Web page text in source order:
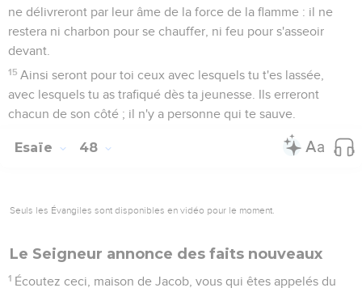
ne délivreront par leur âme de la force de la flamme : il ne
restera ni charbon pour se chauffer, ni feu pour s'asseoir
devant.
15 Ainsi seront pour toi ceux avec lesquels tu t'es lassée,
avec lesquels tu as trafiqué dès ta jeunesse. Ils erreront
chacun de son côté ; il n'y a personne qui te sauve.
Esaïe 48
Seuls les Évangiles sont disponibles en vidéo pour le moment.
Le Seigneur annonce des faits nouveaux
1 Écoutez ceci, maison de Jacob, vous qui êtes appelés du